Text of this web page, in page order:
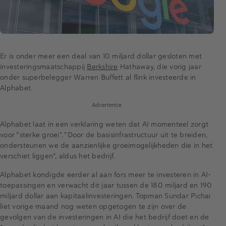
Er is onder meer een deal van 10 miljard dollar gesloten met
investeringsmaatschappij Berkshire Hathaway, die vorig jaar
onder superbelegger Warren Buffett al flink investeerde in
Alphabet.
Advertentie
Alphabet laat in een verklaring weten dat AI momenteel zorgt
voor "sterke groei". "Door de basisinfrastructuur uit te breiden,
ondersteunen we de aanzienlijke groeimogelijkheden die in het
verschiet liggen", aldus het bedrijf.
Alphabet kondigde eerder al aan fors meer te investeren in AI-
toepassingen en verwacht dit jaar tussen de 180 miljard en 190
miljard dollar aan kapitaalinvesteringen. Topman Sundar Pichai
liet vorige maand nog weten opgetogen te zijn over de
gevolgen van de investeringen in AI die het bedrijf doet en de